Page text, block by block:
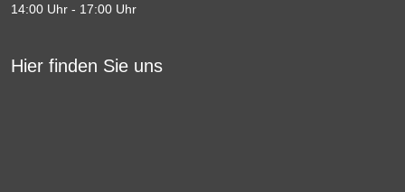
14:00 Uhr - 17:00 Uhr
Hier finden Sie uns